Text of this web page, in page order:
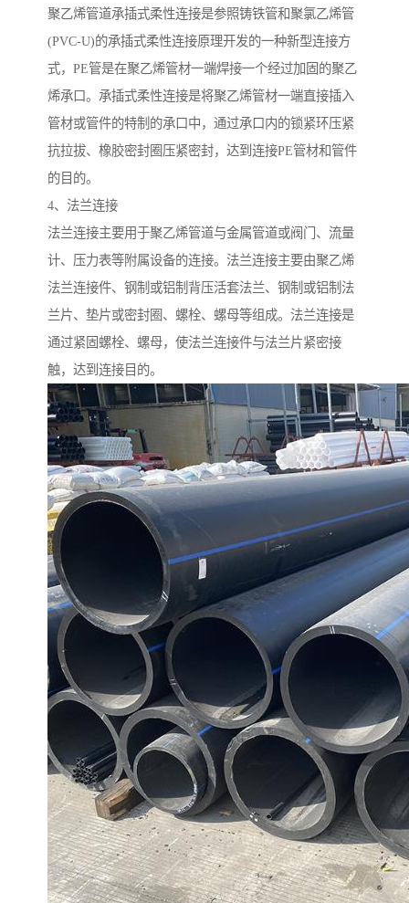
聚乙烯管道承插式柔性连接是参照铸铁管和聚氯乙烯管
(PVC-U)的承插式柔性连接原理开发的一种新型连接方
式，PE管是在聚乙烯管材一端焊接一个经过加固的聚乙
烯承口。承插式柔性连接是将聚乙烯管材一端直接插入
管材或管件的特制的承口中，通过承口内的锁紧环压紧
抗拉拔、橡胶密封圈压紧密封，达到连接PE管材和管件
的目的。
4、法兰连接
法兰连接主要用于聚乙烯管道与金属管道或阀门、流量
计、压力表等附属设备的连接。法兰连接主要由聚乙烯
法兰连接件、钢制或铝制背压活套法兰、钢制或铝制法
兰片、垫片或密封圈、螺栓、螺母等组成。法兰连接是
通过紧固螺栓、螺母，使法兰连接件与法兰片紧密接
触，达到连接目的。